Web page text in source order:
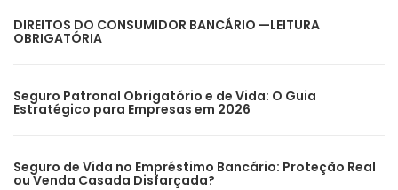
DIREITOS DO CONSUMIDOR BANCÁRIO —LEITURA
OBRIGATÓRIA
Seguro Patronal Obrigatório e de Vida: O Guia
Estratégico para Empresas em 2026
Seguro de Vida no Empréstimo Bancário: Proteção Real
ou Venda Casada Disfarçada?